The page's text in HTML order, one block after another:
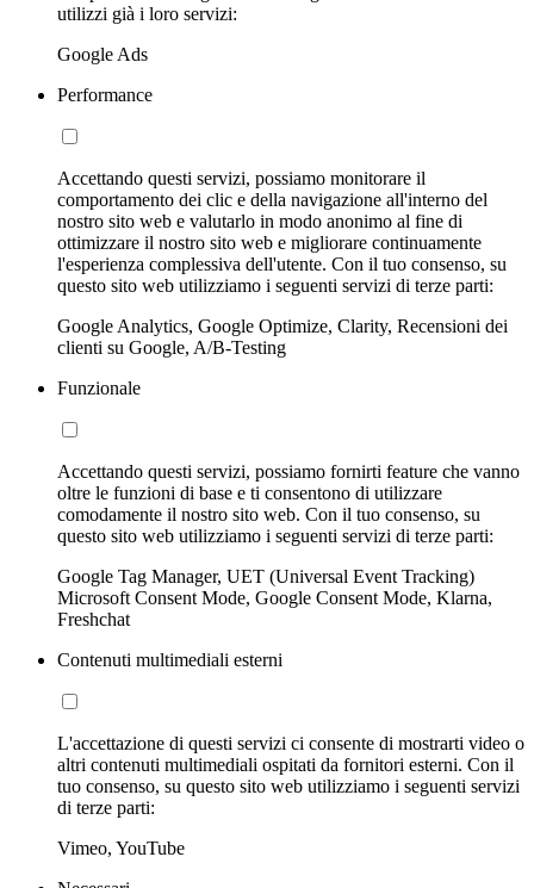
utilizzi già i loro servizi:
Google Ads
Performance
Accettando questi servizi, possiamo monitorare il
comportamento dei clic e della navigazione all'interno del
nostro sito web e valutarlo in modo anonimo al fine di
ottimizzare il nostro sito web e migliorare continuamente
l'esperienza complessiva dell'utente. Con il tuo consenso, su
questo sito web utilizziamo i seguenti servizi di terze parti:
Google Analytics, Google Optimize, Clarity, Recensioni dei
clienti su Google, A/B-Testing
Funzionale
Accettando questi servizi, possiamo fornirti feature che vanno
oltre le funzioni di base e ti consentono di utilizzare
comodamente il nostro sito web. Con il tuo consenso, su
questo sito web utilizziamo i seguenti servizi di terze parti:
Google Tag Manager, UET (Universal Event Tracking)
Microsoft Consent Mode, Google Consent Mode, Klarna,
Freshchat
Contenuti multimediali esterni
L'accettazione di questi servizi ci consente di mostrarti video o
altri contenuti multimediali ospitati da fornitori esterni. Con il
tuo consenso, su questo sito web utilizziamo i seguenti servizi
di terze parti:
Vimeo, YouTube